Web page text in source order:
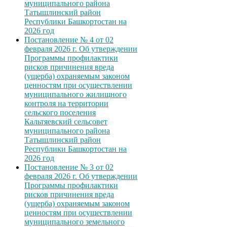
муниципального района
Татышлинский район
Республики Башкортостан на
2026 год
Постановление № 4 от 02
февраля 2026 г. Об утверждении
Программы профилактики
рисков причинения вреда
(ущерба) охраняемым законом
ценностям при осуществлении
муниципального жилищного
контроля на территории
сельского поселения
Кальтяевский сельсовет
муниципального района
Татышлинский район
Республики Башкортостан на
2026 год
Постановление № 3 от 02
февраля 2026 г. Об утверждении
Программы профилактики
рисков причинения вреда
(ущерба) охраняемым законом
ценностям при осуществлении
муниципального земельного